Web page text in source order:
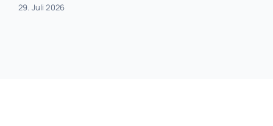
29. Juli 2026